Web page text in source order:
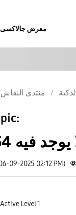
معرض جالاكسى
منتدى النقاش
09-2025 02:12 PM)
Active Level 1